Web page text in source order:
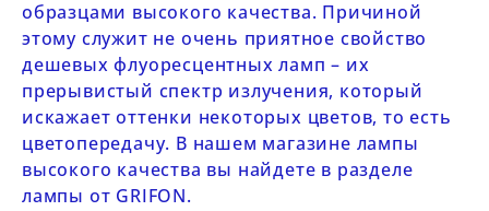
образцами высокого качества. Причиной
этому служит не очень приятное свойство
дешевых флуоресцентных ламп – их
прерывистый спектр излучения, который
искажает оттенки некоторых цветов, то есть
цветопередачу. В нашем магазине лампы
высокого качества вы найдете в разделе
лампы от GRIFON.